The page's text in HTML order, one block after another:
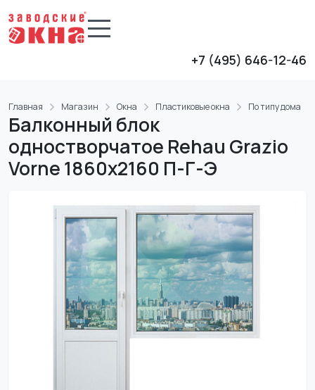
+7 (495) 646-12-46
Главная Магазин Окна Пластиковые окна По типу дома
Балконный блок
одностворчатое Rehau Grazio
Vorne 1860x2160 П-Г-Э